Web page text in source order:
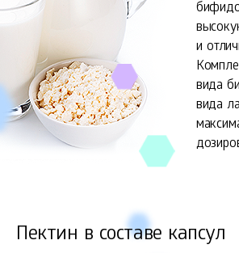
и
вида
вида
Пектин в составе капсул